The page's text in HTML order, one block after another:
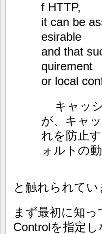
f HTTP,
it can be
esirable
and that
quirement
or local
キャッ
が、キャ
れを防止
ォルトの
と触れられてい
まず最初に知
Controlを指定